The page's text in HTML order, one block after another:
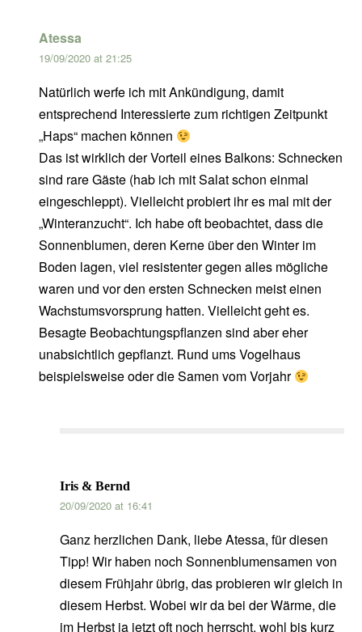
Atessa
19/09/2020 at 21:25
Natürlich werfe ich mit Ankündigung, damit
entsprechend Interessierte zum richtigen Zeitpunkt
„Haps“ machen können
Das ist wirklich der Vorteil eines Balkons: Schnecken
sind rare Gäste (hab ich mit Salat schon einmal
eingeschleppt). Vielleicht probiert ihr es mal mit der
„Winteranzucht“. Ich habe oft beobachtet, dass die
Sonnenblumen, deren Kerne über den Winter im
Boden lagen, viel resistenter gegen alles mögliche
waren und vor den ersten Schnecken meist einen
Wachstumsvorsprung hatten. Vielleicht geht es.
Besagte Beobachtungspflanzen sind aber eher
unabsichtlich gepflanzt. Rund ums Vogelhaus
beispielsweise oder die Samen vom Vorjahr
Iris & Bernd
20/09/2020 at 16:41
Ganz herzlichen Dank, liebe Atessa, für diesen
Tipp! Wir haben noch Sonnenblumensamen von
diesem Frühjahr übrig, das probieren wir gleich in
diesem Herbst. Wobei wir da bei der Wärme, die
im Herbst ja jetzt oft noch herrscht, wohl bis kurz